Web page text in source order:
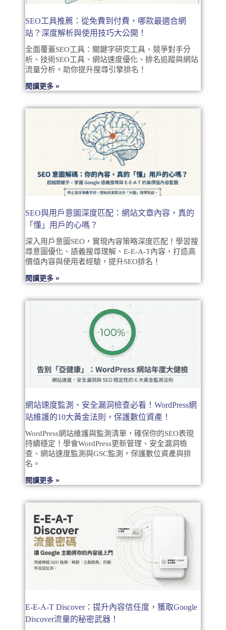
SEO工具推薦：從免費到付費，哪款最適合網
站？深度解析與使用技巧大公開！
全面覆蓋SEO工具：關鍵字研究工具、競爭對手分
析、技術SEO工具、網站速度優化、排名追蹤與網站
流量分析。助你提升搜尋引擎排名！
閱讀更多 »
SEO與用戶意圖深度匹配：網站文章內容，真的
「懂」用戶的心嗎？
深入用戶意圖SEO，實現內容策略深度匹配！學習搜
尋意圖優化、語義搜尋理解、E-E-A-T內容，打造高
價值內容與使用者經驗，提升SEO排名！
閱讀更多 »
網站速度監測、安全漏洞檢查必看！WordPress網
站維護的10大黃金法則，保護數位資產！
WordPress網站維護與監測清單，確保你的SEO表現
持續穩定！學會WordPress更新管理、安全漏洞檢
查、網站速度監測與GSC監測，保護數位資產與排
名。
閱讀更多 »
E-E-A-T Discover：提升內容信任度，獲取Google
Discover流量的秘密武器！